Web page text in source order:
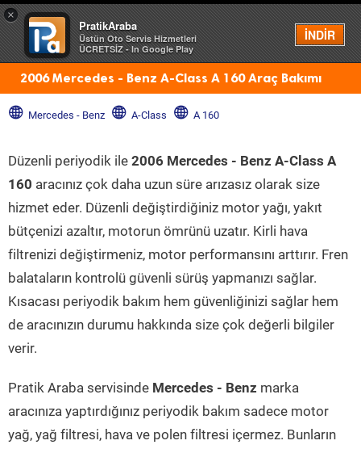
×
PratikAraba
Üstün Oto Servis Hizmetleri
ÜCRETSİZ - In Google Play
İNDİR
Menü
2006 Mercedes - Benz A-Class A 160 Araç Bakımı
Mercedes - Benz A-Class A 160
Düzenli periyodik ile 2006 Mercedes - Benz A-Class A
160 aracınız çok daha uzun süre arızasız olarak size
hizmet eder. Düzenli değiştirdiğiniz motor yağı, yakıt
bütçenizi azaltır, motorun ömrünü uzatır. Kirli hava
filtrenizi değiştirmeniz, motor performansını arttırır. Fren
balataların kontrolü güvenli sürüş yapmanızı sağlar.
Kısacası periyodik bakım hem güvenliğinizi sağlar hem
de aracınızın durumu hakkında size çok değerli bilgiler
verir.
Pratik Araba servisinde Mercedes - Benz marka
aracınıza yaptırdığınız periyodik bakım sadece motor
yağ, yağ filtresi, hava ve polen filtresi içermez. Bunların